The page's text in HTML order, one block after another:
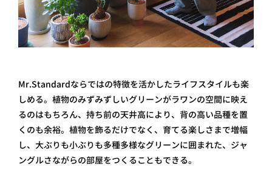
Mr.Standardならではの特徴を活かしたライフスタイルも楽
しめる。 植物のみずみずしいグリーンがラワンの空間に映え
るのはもちろん、持ち前の天井高により、背の高い品種を置
くのも余裕。植物を飾るだけでなく、育てる楽しさまで増幅
し、大ぶりも小ぶりも多種多様なグリーンに囲まれた、ジャ
ングルさながらの部屋をつくることもできる。